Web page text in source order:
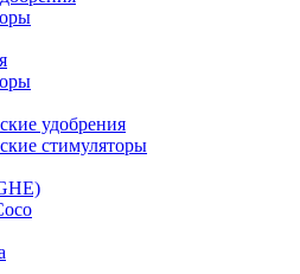
удобрения
стимуляторы